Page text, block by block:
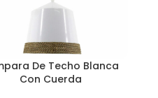
De Techo Blanca
Con Cuerda